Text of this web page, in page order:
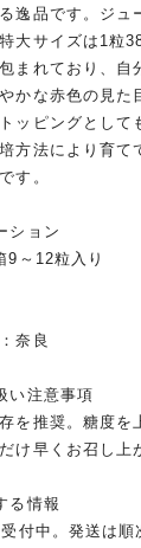
逸品です。ジュ
大サイズは1粒
まれており、自
かな赤色の見た
ッピングとして
方法により育て
す。
ション
9～12粒入り
奈良
い注意事項
を推奨。糖度
け早くお召し上
る情報
付中。発送は